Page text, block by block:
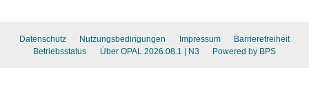
Datenschutz Nutzungsbedingungen Impressum
Barrierefreiheit
Betriebsstatus
Über OPAL 2026.08.1 | N3 Powered by BPS